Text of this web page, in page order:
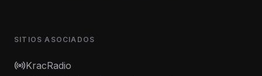
SITIOS ASOCIADOS
KracRadio